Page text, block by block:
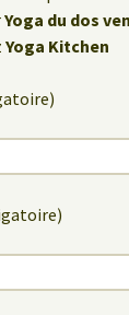
Yoga du dos
Yoga Kitchen